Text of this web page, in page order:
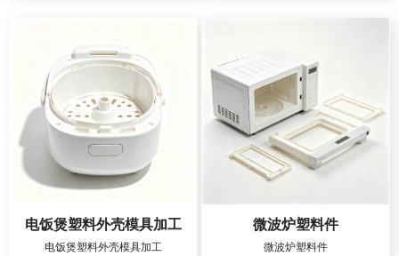
电饭煲塑料外壳模具加工
电饭煲塑料外壳模具加工
微波炉塑料件
微波炉塑料件